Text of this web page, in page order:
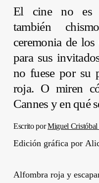
El cine no es
también
ceremonia de
para sus
no fuese por su
roja. O miren
Cannes y en qué
Escrito porMiguel
Edición gráfica por
Alfombra roja y